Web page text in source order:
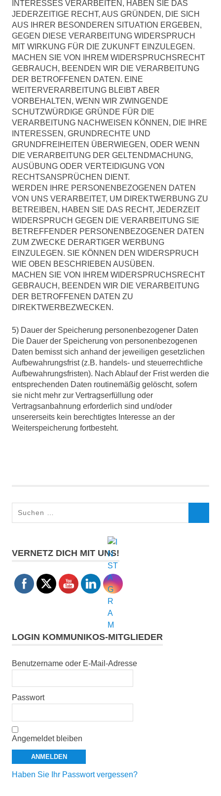
INTERESSES VERARBEITEN, HABEN SIE DAS
JEDERZEITIGE RECHT, AUS GRÜNDEN, DIE SICH
AUS IHRER BESONDEREN SITUATION ERGEBEN,
GEGEN DIESE VERARBEITUNG WIDERSPRUCH
MIT WIRKUNG FÜR DIE ZUKUNFT EINZULEGEN.
MACHEN SIE VON IHREM WIDERSPRUCHSRECHT
GEBRAUCH, BEENDEN WIR DIE VERARBEITUNG
DER BETROFFENEN DATEN. EINE
WEITERVERARBEITUNG BLEIBT ABER
VORBEHALTEN, WENN WIR ZWINGENDE
SCHUTZWÜRDIGE GRÜNDE FÜR DIE
VERARBEITUNG NACHWEISEN KÖNNEN, DIE IHRE
INTERESSEN, GRUNDRECHTE UND
GRUNDFREIHEITEN ÜBERWIEGEN, ODER WENN
DIE VERARBEITUNG DER GELTENDMACHUNG,
AUSÜBUNG ODER VERTEIDIGUNG VON
RECHTSANSPRÜCHEN DIENT.
WERDEN IHRE PERSONENBEZOGENEN DATEN
VON UNS VERARBEITET, UM DIREKTWERBUNG ZU
BETREIBEN, HABEN SIE DAS RECHT, JEDERZEIT
WIDERSPRUCH GEGEN DIE VERARBEITUNG SIE
BETREFFENDER PERSONENBEZOGENER DATEN
ZUM ZWECKE DERARTIGER WERBUNG
EINZULEGEN. SIE KÖNNEN DEN WIDERSPRUCH
WIE OBEN BESCHRIEBEN AUSÜBEN.
MACHEN SIE VON IHREM WIDERSPRUCHSRECHT
GEBRAUCH, BEENDEN WIR DIE VERARBEITUNG
DER BETROFFENEN DATEN ZU
DIREKTWERBEZWECKEN.
5) Dauer der Speicherung personenbezogener Daten
Die Dauer der Speicherung von personenbezogenen
Daten bemisst sich anhand der jeweiligen gesetzlichen
Aufbewahrungsfrist (z.B. handels- und steuerrechtliche
Aufbewahrungsfristen). Nach Ablauf der Frist werden die
entsprechenden Daten routinemäßig gelöscht, sofern
sie nicht mehr zur Vertragserfüllung oder
Vertragsanbahnung erforderlich sind und/oder
unsererseits kein berechtigtes Interesse an der
Weiterspeicherung fortbesteht.
VERNETZ DICH MIT UNS!
LOGIN KOMMUNIKOS-MITGLIEDER
Benutzername oder E-Mail-Adresse
Passwort
Angemeldet bleiben
Haben Sie Ihr Passwort vergessen?